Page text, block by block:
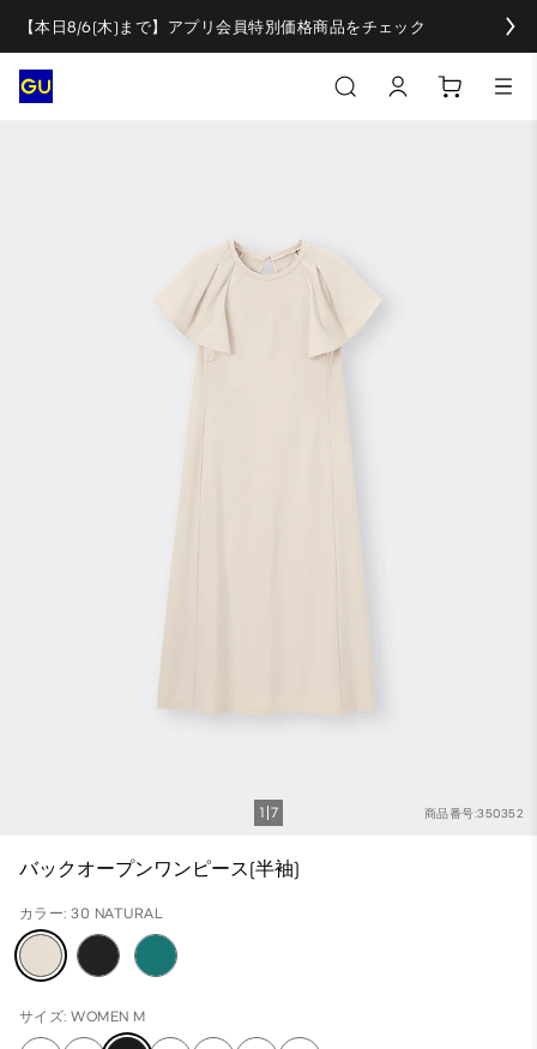
【本日8/6(木)まで】アプリ会員特別価格商品をチェック
商品番号:350352
1 7
バックオープンワンピース(半袖)
カラー: 30 NATURAL
サイズ: WOMEN M